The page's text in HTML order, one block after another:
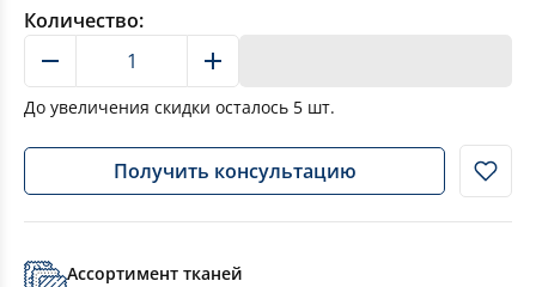
Количество:
До увеличения скидки осталось 5 шт.
Получить консультацию
Ассортимент тканей